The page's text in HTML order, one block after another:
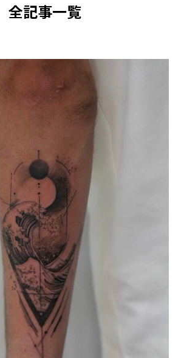
全記事一覧